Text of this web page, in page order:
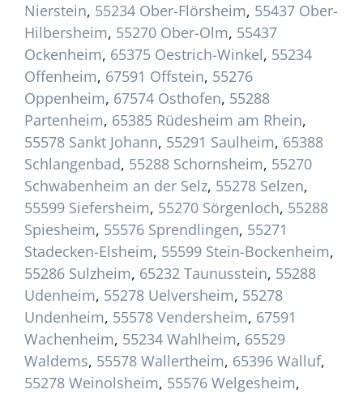
Nierstein, 55234 Ober-Flörsheim, 55437 Ober-
Hilbersheim, 55270 Ober-Olm, 55437
Ockenheim, 65375 Oestrich-Winkel, 55234
Offenheim, 67591 Offstein, 55276
Oppenheim, 67574 Osthofen, 55288
Partenheim, 65385 Rüdesheim am Rhein,
55578 Sankt Johann, 55291 Saulheim, 65388
Schlangenbad, 55288 Schornsheim, 55270
Schwabenheim an der Selz, 55278 Selzen,
55599 Siefersheim, 55270 Sörgenloch, 55288
Spiesheim, 55576 Sprendlingen, 55271
Stadecken-Elsheim, 55599 Stein-Bockenheim,
55286 Sulzheim, 65232 Taunusstein, 55288
Udenheim, 55278 Uelversheim, 55278
Undenheim, 55578 Vendersheim, 67591
Wachenheim, 55234 Wahlheim, 65529
Waldems, 55578 Wallertheim, 65396 Walluf,
55278 Weinolsheim, 55576 Welgesheim,